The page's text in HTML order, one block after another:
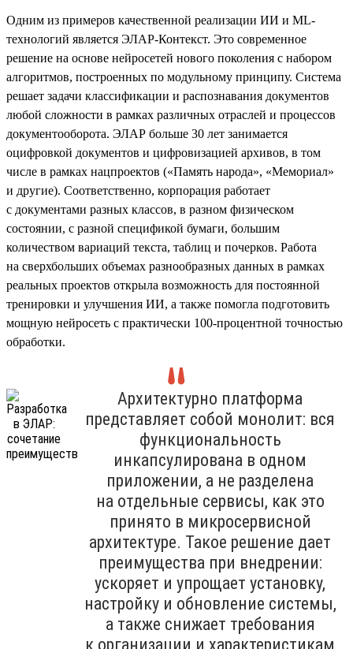
Одним из примеров качественной реализации ИИ и ML-
технологий является ЭЛАР-Контекст. Это современное
решение на основе нейросетей нового поколения с набором
алгоритмов, построенных по модульному принципу. Система
решает задачи классификации и распознавания документов
любой сложности в рамках различных отраслей и процессов
документооборота. ЭЛАР больше 30 лет занимается
оцифровкой документов и цифровизацией архивов, в том
числе в рамках нацпроектов («Память народа», «Мемориал»
и другие). Соответственно, корпорация работает
с документами разных классов, в разном физическом
состоянии, с разной спецификой бумаги, большим
количеством вариаций текста, таблиц и почерков. Работа
на сверхбольших объемах разнообразных данных в рамках
реальных проектов открыла возможность для постоянной
тренировки и улучшения ИИ, а также помогла подготовить
мощную нейросеть с практически 100-процентной точностью
обработки.
Архитектурно платформа
представляет собой монолит: вся
функциональность
инкапсулирована в одном
приложении, а не разделена
на отдельные сервисы, как это
принято в микросервисной
архитектуре. Такое решение дает
преимущества при внедрении:
ускоряет и упрощает установку,
настройку и обновление системы,
а также снижает требования
к организации и характеристикам